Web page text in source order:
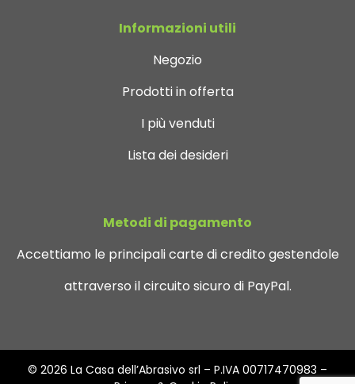
Informazioni utili
Negozio
Prodotti in offerta
I più venduti
Lista dei desideri
Metodi di pagamento
Accettiamo le principali carte di credito gestendole
attraverso il circuito sicuro di PayPal.
© 2026 La Casa dell’Abrasivo srl – P.IVA 00717470983 –